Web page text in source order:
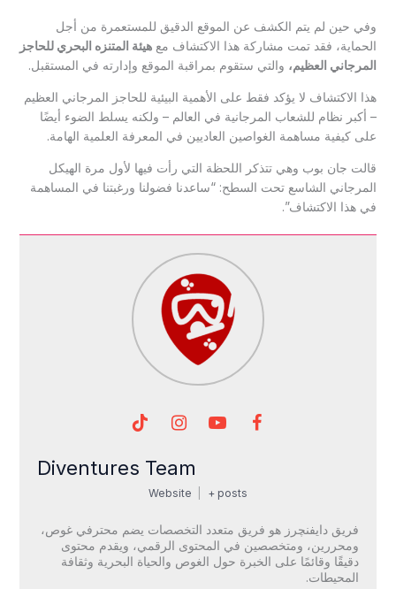
وفي حين لم يتم الكشف عن الموقع الدقيق للمستعمرة من أجل
الحماية، فقد تمت مشاركة هذا الاكتشاف مع هيئة المتنزه البحري للحاجز
المرجاني العظيم،والتي ستقوم بمراقبة الموقع وإدارته في المستقبل.
هذا الاكتشاف لا يؤكد فقط على الأهمية البيئية للحاجز المرجاني العظيم
– أكبر نظام للشعاب المرجانية في العالم – ولكنه يسلط الضوء أيضًا
على كيفية مساهمة الغواصين العاديين في المعرفة العلمية الهامة.
قالت جان بوب وهي تتذكر اللحظة التي رأت فيها لأول مرة الهيكل
المرجاني الشاسع تحت السطح: “ساعدنا فضولنا ورغبتنا في المساهمة
في هذا الاكتشاف”.
Diventures Team
Website | + posts
فريق دايفنچرز هو فريق متعدد التخصصات يضم محترفي غوص،
ومحررين، ومتخصصين في المحتوى الرقمي، ويقدم محتوى
دقيقًا وقائمًا على الخبرة حول الغوص والحياة البحرية وثقافة
المحيطات.